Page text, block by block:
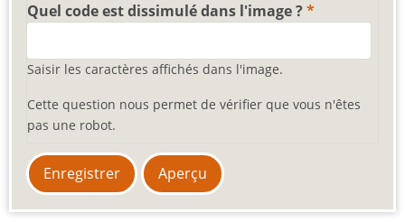
Quel code est dissimulé dans l'image ?
Saisir les caractères affichés dans l'image.
Cette question nous permet de vérifier que vous n'êtes
pas une robot.